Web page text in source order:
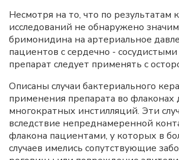
Несмотря на то, что по результатам
исследований не обнаружено
бримонидина на артериальное
пациентов с сердечно -
препарат следует применять с
Описаны случаи бактериального
применения препарата во флаконах
многократных инстилляций. Эти
вследствие непреднамеренной
флакона пациентами, у которых в
случаев имелись сопутствующие